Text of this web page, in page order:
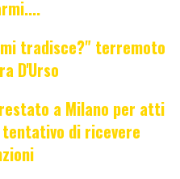
mi tradisce?" terremoto
D'Urso
a Milano per atti
di ricevere